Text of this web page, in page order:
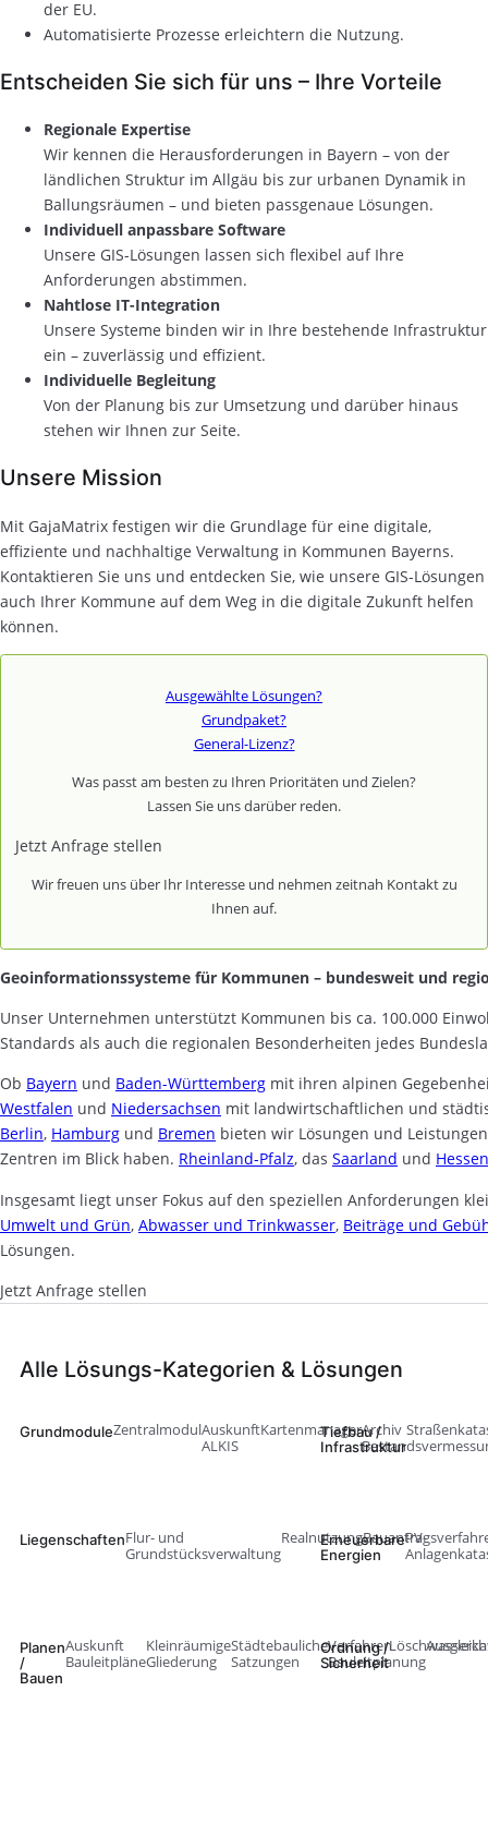
der EU.
Automatisierte Prozesse erleichtern die Nutzung.
Entscheiden Sie sich für uns – Ihre Vorteile
Regionale Expertise
Wir kennen die Herausforderungen in Bayern – von der
ländlichen Struktur im Allgäu bis zur urbanen Dynamik in
Ballungsräumen – und bieten passgenaue Lösungen.
Individuell anpassbare Software
Unsere GIS-Lösungen lassen sich flexibel auf Ihre
Anforderungen abstimmen.
Nahtlose IT-Integration
Unsere Systeme binden wir in Ihre bestehende Infrastruktur
ein – zuverlässig und effizient.
Individuelle Begleitung
Von der Planung bis zur Umsetzung und darüber hinaus
stehen wir Ihnen zur Seite.
Unsere Mission
Mit GajaMatrix festigen wir die Grundlage für eine digitale,
effiziente und nachhaltige Verwaltung in Kommunen Bayerns.
Kontaktieren Sie uns und entdecken Sie, wie unsere GIS-Lösungen
auch Ihrer Kommune auf dem Weg in die digitale Zukunft helfen
können.
Ausgewählte Lösungen?
Grundpaket?
General-Lizenz?
Was passt am besten zu Ihren Prioritäten und Zielen?
Lassen Sie uns darüber reden.
Jetzt Anfrage stellen
Wir freuen uns über Ihr Interesse und nehmen zeitnah Kontakt zu
Ihnen auf.
Geoinformationssysteme für Kommunen – bundesweit und
Unser Unternehmen unterstützt Kommunen bis ca. 100.000
Standards als auch die regionalen Besonderheiten jedes
Ob Bayern und Baden-Württemberg mit ihren alpinen
Westfalen und Niedersachsen mit landwirtschaftlichen und
Berlin, Hamburg und Bremen bieten wir Lösungen und
Zentren im Blick haben. Rheinland-Pfalz, das Saarland und Hessen
Insgesamt liegt unser Fokus auf den speziellen Anforderungen
Umwelt und Grün, Abwasser und Trinkwasser, Beiträge und
Lösungen.
Jetzt Anfrage stellen
Alle Lösungs-Kategorien & Lösungen
GrundmoduleZentralmodulAuskunft
ALKIS
KartenmanagerArchiv
LiegenschaftenFlur- und
Grundstücksverwaltung
Realnutzung
Planen
/
Bauen
Auskunft
Bauleitpläne
Kleinräumige
Gliederung
Städtebauliche
Satzungen
Verfahren
Bauleitplanung
Tiefbau /
Infrastruktur
Erneuerbare
Energien
PV-
Ordnung /
Sicherheit